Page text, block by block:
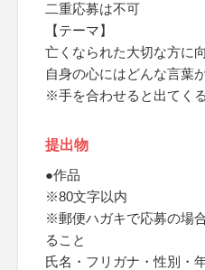
二重応募は不可
【テーマ】
亡くなられた大切な方に
自身の心にはどんな言葉
※手を合わせると出てく
提出物
●作品
※80文字以内
※郵便ハガキで応募の場
ること
氏名・フリガナ・性別・